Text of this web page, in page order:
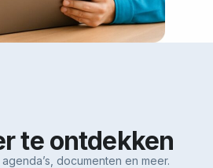
te ontdekken
documenten en meer.